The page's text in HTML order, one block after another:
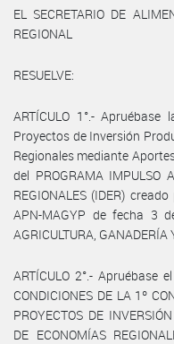
EL SECRETARIO DE
REGIONAL
RESUELVE:
ARTÍCULO 1°.-
Proyectos de Inversión
Regionales mediante
del PROGRAMA IMPULSO
REGIONALES (IDER)
APN-MAGYP de fecha 3
AGRICULTURA, GANADERÍA
ARTÍCULO 2°.- Apruébase
CONDICIONES DE LA 1º
PROYECTOS DE
DE ECONOMÍAS